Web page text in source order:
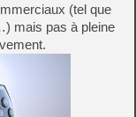
(tel que
mais pas à pleine